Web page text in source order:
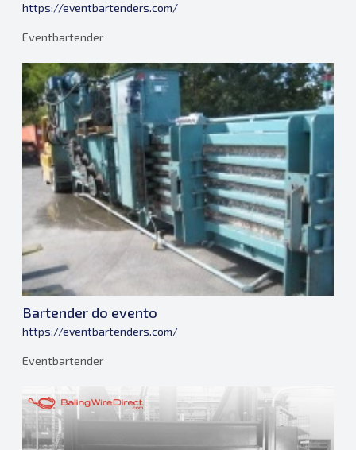
https://eventbartenders.com/
Eventbartender
Bartender do evento
https://eventbartenders.com/
Eventbartender